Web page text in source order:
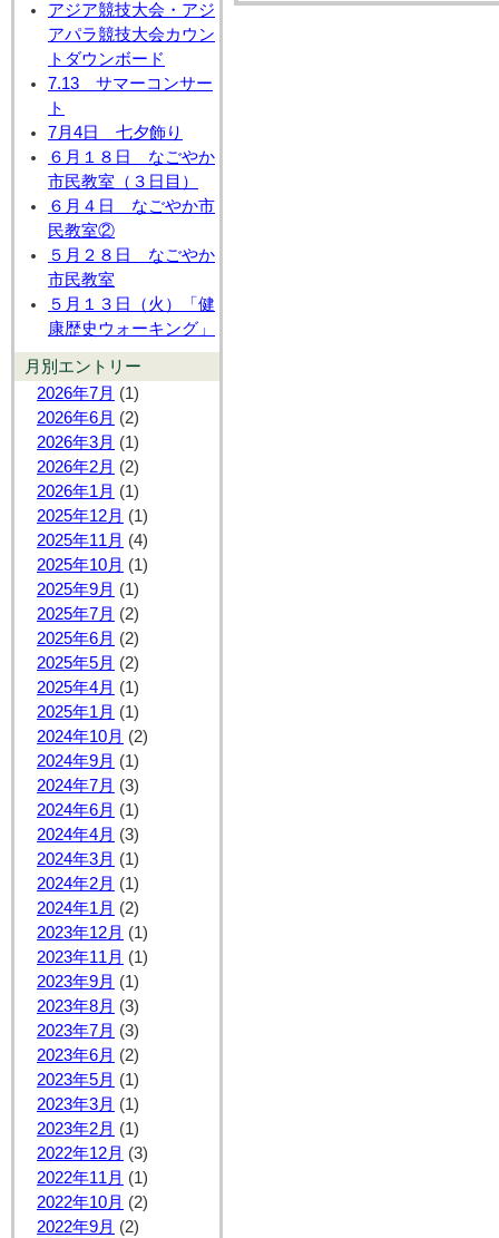
アジア競技大会・アジ
アパラ競技大会カウン
トダウンボード
7.13 サマーコンサー
ト
7月4日 七夕飾り
６月１８日 なごやか
市民教室（３日目）
６月４日 なごやか市
民教室②
５月２８日 なごやか
市民教室
５月１３日（火）「健
康歴史ウォーキング」
月別エントリー
2026年7月 (1)
2026年6月 (2)
2026年3月 (1)
2026年2月 (2)
2026年1月 (1)
2025年12月 (1)
2025年11月 (4)
2025年10月 (1)
2025年9月 (1)
2025年7月 (2)
2025年6月 (2)
2025年5月 (2)
2025年4月 (1)
2025年1月 (1)
2024年10月 (2)
2024年9月 (1)
2024年7月 (3)
2024年6月 (1)
2024年4月 (3)
2024年3月 (1)
2024年2月 (1)
2024年1月 (2)
2023年12月 (1)
2023年11月 (1)
2023年9月 (1)
2023年8月 (3)
2023年7月 (3)
2023年6月 (2)
2023年5月 (1)
2023年3月 (1)
2023年2月 (1)
2022年12月 (3)
2022年11月 (1)
2022年10月 (2)
2022年9月 (2)